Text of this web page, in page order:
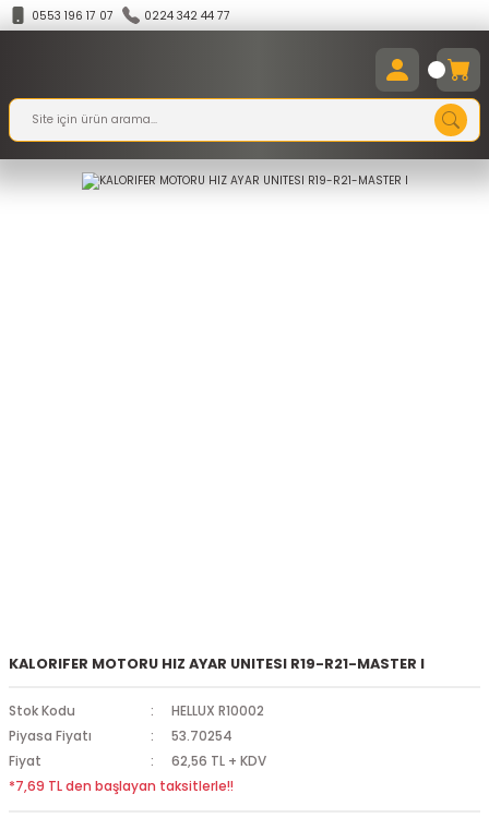
0553 196 17 07 0224 342 44 77
KALORIFER MOTORU HIZ AYAR UNITESI R19-R21-MASTER I
Stok Kodu
HELLUX R10002
Piyasa Fiyatı
53.70254
Fiyat
62,56 TL + KDV
*7,69 TL den başlayan taksitlerle!!